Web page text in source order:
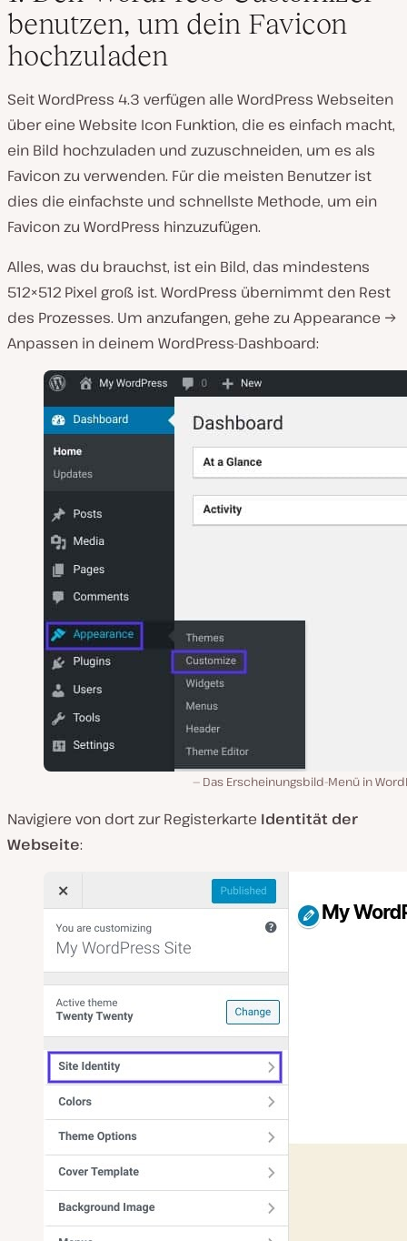
benutzen, um dein Favicon
hochzuladen
Seit WordPress 4.3 verfügen alle WordPress Webseiten
über eine Website Icon Funktion, die es einfach macht,
ein Bild hochzuladen und zuzuschneiden, um es als
Favicon zu verwenden. Für die meisten Benutzer ist
dies die einfachste und schnellste Methode, um ein
Favicon zu WordPress hinzuzufügen.
Alles, was du brauchst, ist ein Bild, das mindestens
512×512 Pixel groß ist. WordPress übernimmt den Rest
des Prozesses. Um anzufangen, gehe zu Appearance →
Anpassen in deinem WordPress-Dashboard:
Das Erscheinungsbild-Menü in
Navigiere von dort zur Registerkarte Identität der
Webseite: